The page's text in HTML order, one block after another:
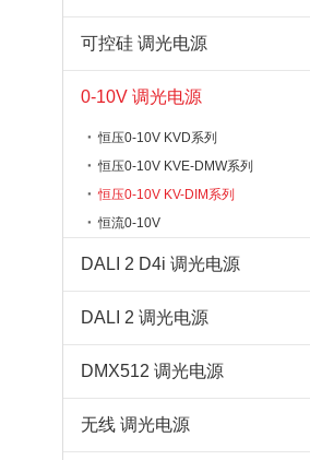
可控硅 调光电源
0-10V 调光电源
恒压0-10V KVD系列
恒压0-10V KVE-DMW系列
恒压0-10V KV-DIM系列
恒流0-10V
DALI 2 D4i 调光电源
DALI 2 调光电源
DMX512 调光电源
无线 调光电源